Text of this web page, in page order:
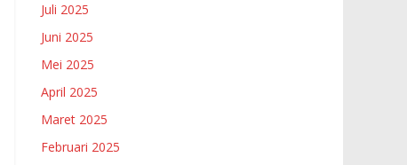
Juli 2025
Juni 2025
Mei 2025
April 2025
Maret 2025
Februari 2025